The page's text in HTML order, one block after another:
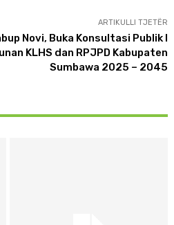
ARTIKULLI TJETËR
Novi, Buka Konsultasi Publik I
KLHS dan RPJPD Kabupaten
Sumbawa 2025 – 2045